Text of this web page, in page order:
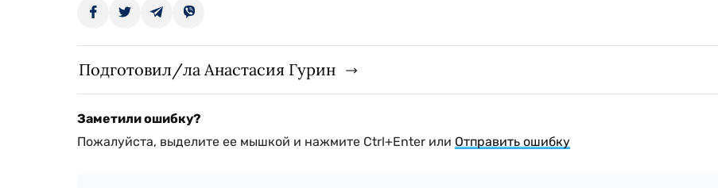
Подготовил/ла Анастасия Гурин
Заметили ошибку?
Пожалуйста, выделите ее мышкой и нажмите Ctrl+Enter или Отправить ошибку